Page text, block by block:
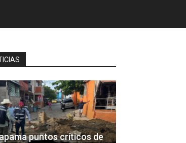
puntos críticos de